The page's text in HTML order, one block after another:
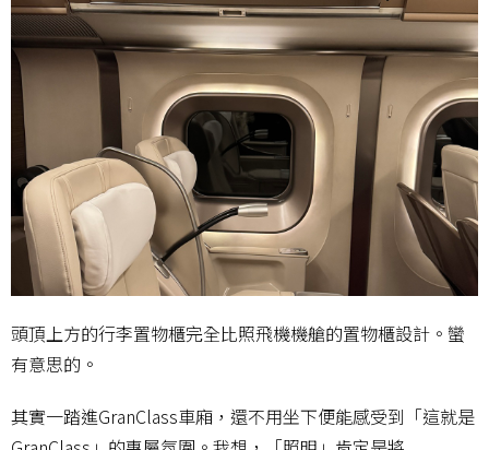
頭頂上方的行李置物櫃完全比照飛機機艙的置物櫃設計。蠻
有意思的。
其實一踏進GranClass車廂，還不用坐下便能感受到「這就是